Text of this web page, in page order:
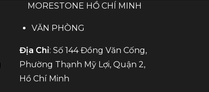
MORESTONE HỒ CHÍ MINH
VĂN PHÒNG
Địa Chỉ: Số 144 Đồng Văn Cống,
Phường Thạnh Mỹ Lợi, Quận 2,
Hồ Chí Minh